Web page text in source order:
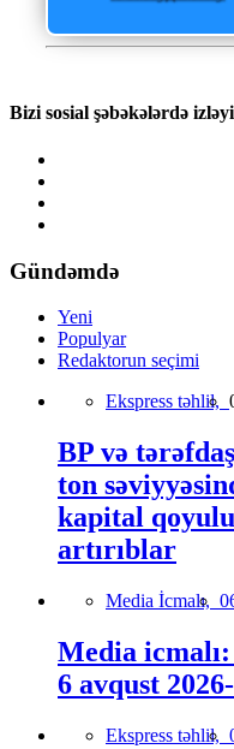
Bizi sosial şəbəkələrdə
Gündəmdə
Yeni
Populyar
Redaktorun seçimi
Ekspress təhlil,
BP və
ton
kapital
artırıblar
Media İcmalı,
Media
6 avqust
Ekspress təhlil,